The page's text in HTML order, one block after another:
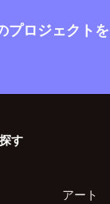
プロジェクト
す
アート